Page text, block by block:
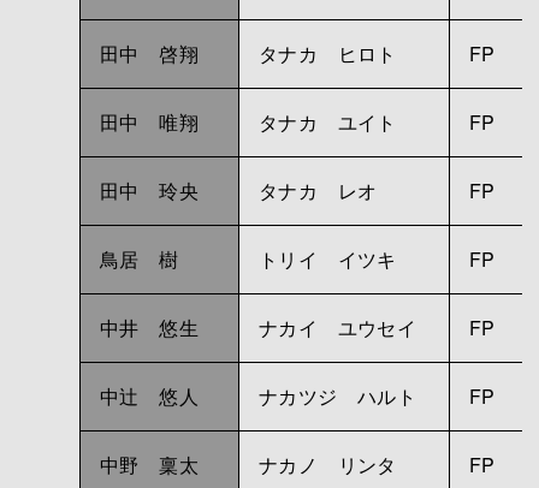
田中 啓翔 タナカ ヒロト FP
田中 唯翔 タナカ ユイト FP
田中 玲央 タナカ レオ FP
鳥居 樹 トリイ イツキ FP
中井 悠生 ナカイ ユウセイ FP
中辻 悠人 ナカツジ ハルト FP
中野 稟太 ナカノ リンタ FP